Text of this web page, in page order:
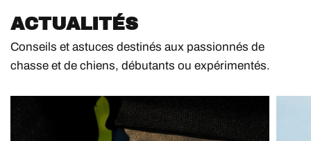
ACTUALITÉS
Conseils et astuces destinés aux passionnés de
chasse et de chiens, débutants ou expérimentés.